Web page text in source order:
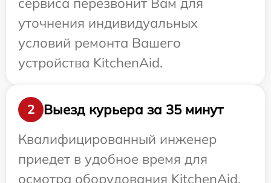
уточнения индивидуальных
условий ремонта Вашего
устройства KitchenAid.
2
Выезд курьера за 35 минут
Квалифицированный инженер
приедет в удобное время для
осмотра оборудования KitchenAid.